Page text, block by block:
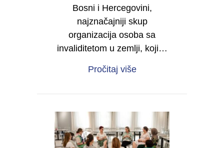
Bosni i Hercegovini,
najznačajniji skup
organizacija osoba sa
invaliditetom u zemlji, koji…
Pročitaj višeabout Četvrti